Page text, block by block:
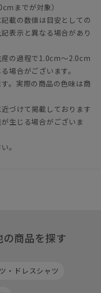
までが対象）
載の数値は目安としての
表示と異なる場合があり
の過程で1.0cm～2.0cm
場合がございます。
。実際の商品の色味は商
づけて掲載しております
生じる場合がございま
。
商品を探す
・ドレスシャツ